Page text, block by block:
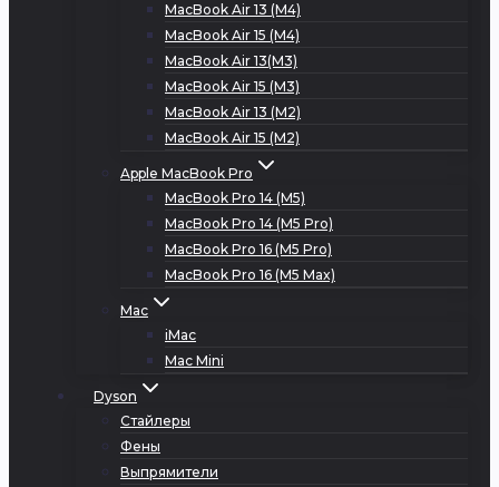
MacBook Air 13 (M4)
MacBook Air 15 (M4)
MacBook Air 13(M3)
MacBook Air 15 (M3)
MacBook Air 13 (M2)
MacBook Air 15 (M2)
Apple MacBook Pro
MacBook Pro 14 (M5)
MacBook Pro 14 (M5 Pro)
MacBook Pro 16 (M5 Pro)
MacBook Pro 16 (M5 Max)
Mac
iMac
Mac Mini
Dyson
Стайлеры
Фены
Выпрямители